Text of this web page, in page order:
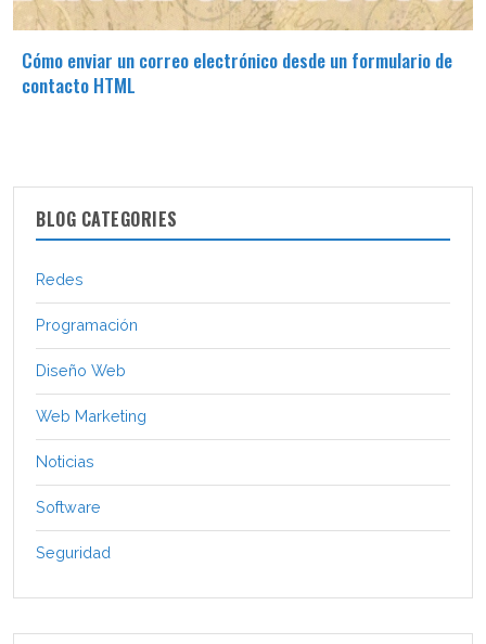
Cómo enviar un correo electrónico desde un formulario de
contacto HTML
BLOG CATEGORIES
Redes
Programación
Diseño Web
Web Marketing
Noticias
Software
Seguridad